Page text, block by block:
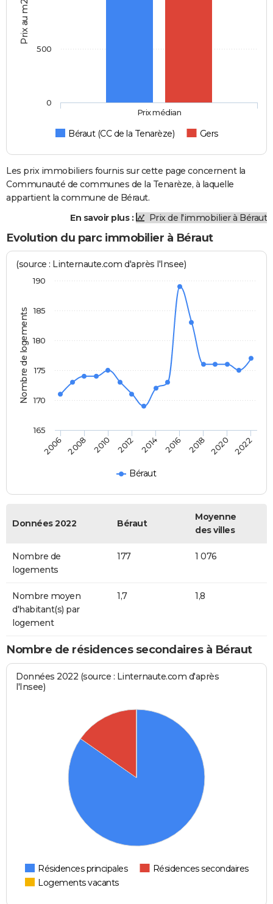
Prix au m2
Béraut (CC de la Tenarèze) Gers
Prix médian
0
500
Les prix immobiliers fournis sur cette page concernent la
Communauté de communes de la Tenarèze, à laquelle
appartient la commune de Béraut.
En savoir plus :
Prix de l'immobilier à Béraut
Evolution du parc immobilier à Béraut
Nombre de logements
(source : Linternaute.com d'après l'Insee)
Béraut
2006 2008 2010 2012 2014 2016 2018 2020 2022
165
170
175
180
185
190
Données 2022 Béraut
Moyenne
des villes
Nombre de
logements
177 1 076
Nombre moyen
d'habitant(s) par
logement
1,7 1,8
Nombre de résidences secondaires à Béraut
Données 2022 (source : Linternaute.com d'après
l'Insee)
Résidences principales
Résidences secondaires
Logements vacants